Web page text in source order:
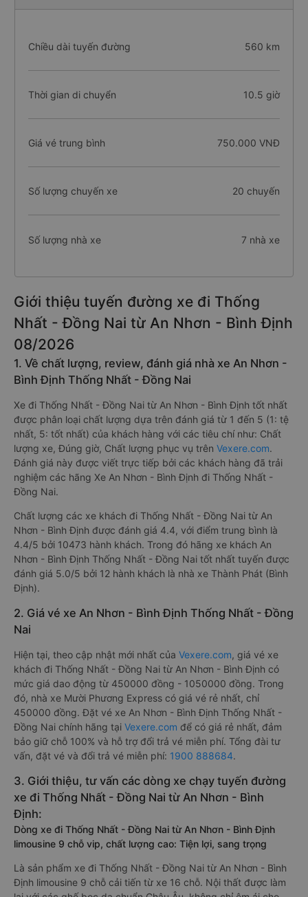
Chiều dài tuyến đường 560 km
Thời gian di chuyển 10.5 giờ
Giá vé trung bình 750.000 VNĐ
Số lượng chuyến xe 20 chuyến
Số lượng nhà xe 7 nhà xe
Giới thiệu tuyến đường xe đi Thống
Nhất - Đồng Nai từ An Nhơn - Bình Định
08/2026
1. Về chất lượng, review, đánh giá nhà xe An Nhơn -
Bình Định Thống Nhất - Đồng Nai
Xe đi Thống Nhất - Đồng Nai từ An Nhơn - Bình Định tốt nhất
được phân loại chất lượng dựa trên đánh giá từ 1 đến 5 (1: tệ
nhất, 5: tốt nhất) của khách hàng với các tiêu chí như: Chất
lượng xe, Đúng giờ, Chất lượng phục vụ trên Vexere.com.
Đánh giá này được viết trực tiếp bởi các khách hàng đã trải
nghiệm các hãng Xe An Nhơn - Bình Định đi Thống Nhất -
Đồng Nai.
Chất lượng các xe khách đi Thống Nhất - Đồng Nai từ An
Nhơn - Bình Định được đánh giá 4.4, với điểm trung bình là
4.4/5 bởi 10473 hành khách. Trong đó hãng xe khách An
Nhơn - Bình Định Thống Nhất - Đồng Nai tốt nhất tuyến được
đánh giá 5.0/5 bởi 12 hành khách là nhà xe Thành Phát (Bình
Định).
2. Giá vé xe An Nhơn - Bình Định Thống Nhất - Đồng
Nai
Hiện tại, theo cập nhật mới nhất của Vexere.com, giá vé xe
khách đi Thống Nhất - Đồng Nai từ An Nhơn - Bình Định có
mức giá dao động từ 450000 đồng - 1050000 đồng. Trong
đó, nhà xe Mười Phương Express có giá vé rẻ nhất, chỉ
450000 đồng. Đặt vé xe An Nhơn - Bình Định Thống Nhất -
Đồng Nai chính hãng tại Vexere.com để có giá rẻ nhất, đảm
bảo giữ chỗ 100% và hỗ trợ đổi trả vé miễn phí. Tổng đài tư
vấn, đặt vé và đổi trả vé miễn phí: 1900 888684.
3. Giới thiệu, tư vấn các dòng xe chạy tuyến đường
xe đi Thống Nhất - Đồng Nai từ An Nhơn - Bình
Định:
Dòng xe đi Thống Nhất - Đồng Nai từ An Nhơn - Bình Định
limousine 9 chỗ vip, chất lượng cao: Tiện lợi, sang trọng
Là sản phẩm xe đi Thống Nhất - Đồng Nai từ An Nhơn - Bình
Định limousine 9 chỗ cải tiến từ xe 16 chỗ. Nội thất được làm